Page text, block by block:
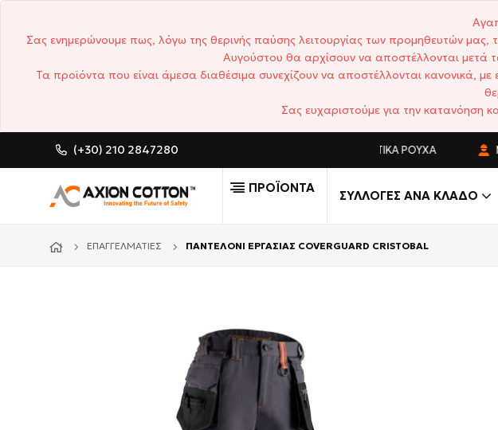
Σας ενημερώνουμε πως, λόγω της θερινής παύσης λειτουργίας των προμηθευτών
Αυγούστου θα αρχίσουν να αποστέλλονται μετά
Τα προϊόντα που είναι άμεσα διαθέσιμα συνεχίζουν να αποστέλλονται κανονικά,
Σας ευχαριστούμε για την κατανόηση
(+30) 210 2847280 CUSTOM MADE ΕΠΑΓΓΕΛΜΑΤΙΚΆ ΡΟΎΧΑ ΜΈΣΑ
ΠΡΟΪΟΝΤΑ
ΣΥΛΛΟΓΈΣ ΑΝΆ ΚΛΆΔΟ
ΕΠΑΓΓΕΛΜΑΤΊΕΣ ΠΑΝΤΕΛΟΝΙ ΕΡΓΑΣΙΑΣ COVERGUARD CRISTOBAL